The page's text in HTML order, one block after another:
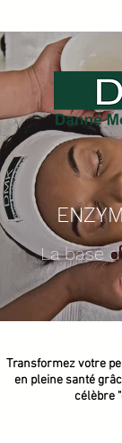
La base
Transformez votre
en pleine santé
célèbre